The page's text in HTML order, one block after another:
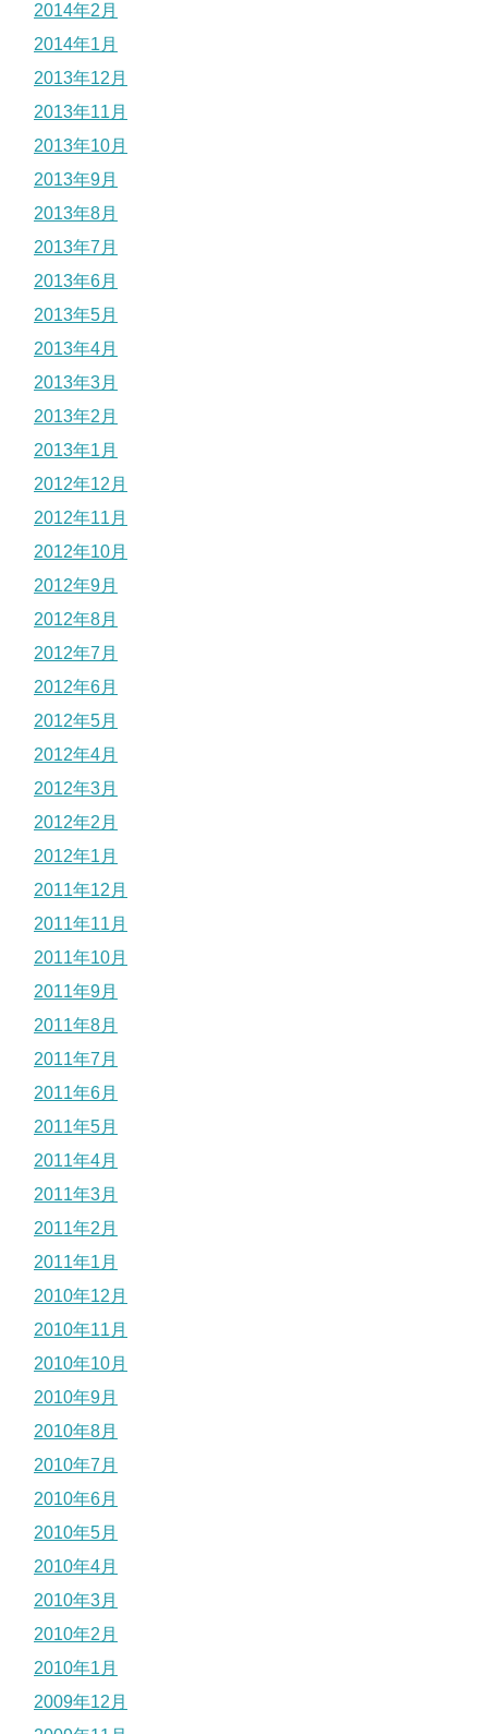
2014年2月
2014年1月
2013年12月
2013年11月
2013年10月
2013年9月
2013年8月
2013年7月
2013年6月
2013年5月
2013年4月
2013年3月
2013年2月
2013年1月
2012年12月
2012年11月
2012年10月
2012年9月
2012年8月
2012年7月
2012年6月
2012年5月
2012年4月
2012年3月
2012年2月
2012年1月
2011年12月
2011年11月
2011年10月
2011年9月
2011年8月
2011年7月
2011年6月
2011年5月
2011年4月
2011年3月
2011年2月
2011年1月
2010年12月
2010年11月
2010年10月
2010年9月
2010年8月
2010年7月
2010年6月
2010年5月
2010年4月
2010年3月
2010年2月
2010年1月
2009年12月